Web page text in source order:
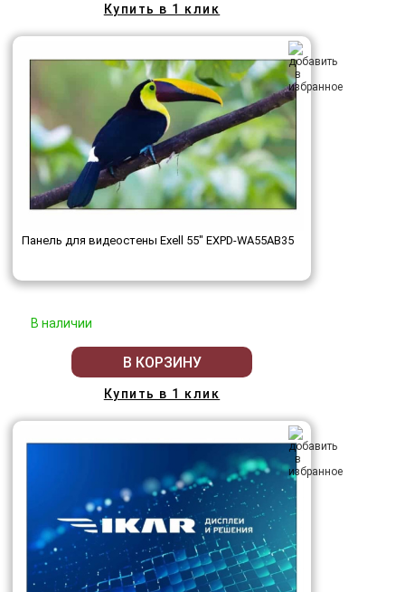
Купить в 1 клик
Панель для видеостены Exell 55" EXPD-WA55AB35
В наличии
В КОРЗИНУ
Купить в 1 клик